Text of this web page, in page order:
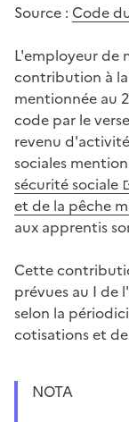
Source : Code
L'employeur de
contribution à
mentionnée au
code par le
revenu
sociales
sécurité sociale
et de la pêche
aux apprentis
Cette
prévues au I de
selon la
cotisations et
NOTA